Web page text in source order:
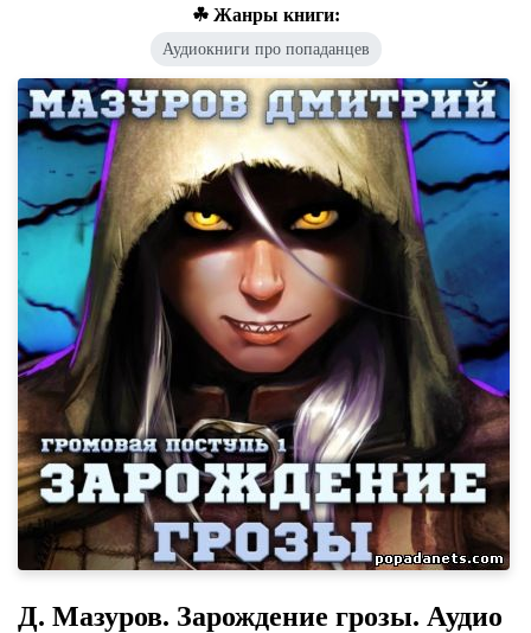
☘ Жанры книги:
Аудиокниги про попаданцев
Д. Мазуров. Зарождение грозы. Аудио